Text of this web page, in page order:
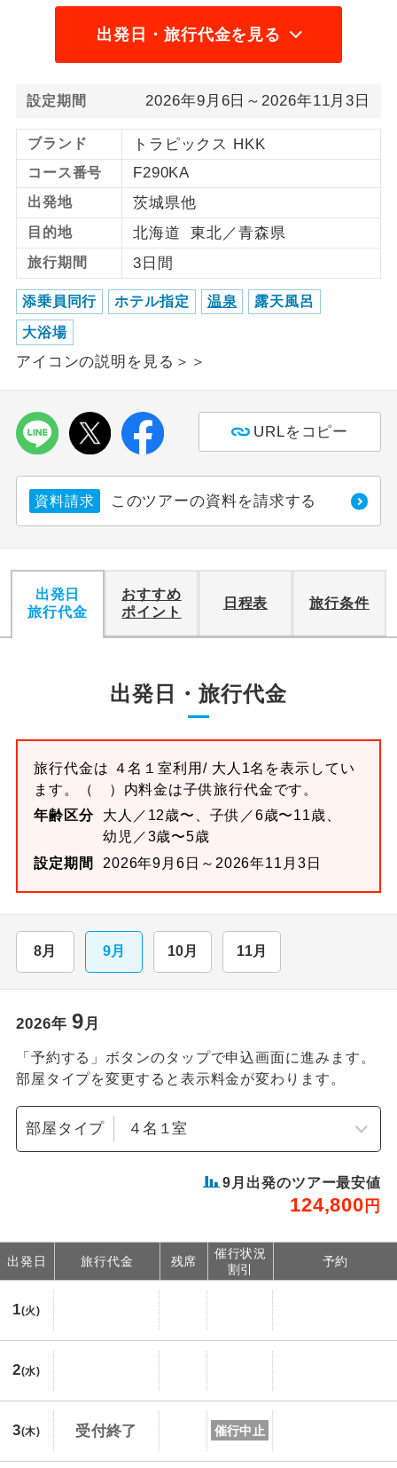
出発日・旅行代金を見る
設定期間 2026年9月6日～2026年11月3日
ブランド トラピックス HKK
コース番号 F290KA
出発地 茨城県他
目的地 北海道 東北／青森県
旅行期間 3日間
添乗員同行 ホテル指定 温泉 露天風呂
大浴場
アイコンの説明を見る＞＞
URLをコピー
資料請求 このツアーの資料を請求する
出発日
旅行代金
おすすめ
ポイント
日程表 旅行条件
出発日・旅行代金
旅行代金は ４名１室利用/ 大人1名を表示してい
ます。
（ ）内料金は子供旅行代金です。
年齢区分
大人／12歳〜、子供／6歳〜11歳、
幼児／3歳〜5歳
設定期間
2026年9月6日～2026年11月3日
8月 9月 10月 11月
2026年 9月
「予約する」ボタンのタップで申込画面に進みます。
部屋タイプを変更すると表示料金が変わります。
部屋タイプ
9 月出発のツアー最安値
124,800 円
出発日 旅行代金 残席
催行状況
割引
予約
1(火)
2(水)
3(木) 受付終了 催行中止
スです。
金
コースです。
ご夫婦限定
ご夫婦限定でご参加いただけるコースで
す。
女性限定
女性限定でご参加いただけるコースで
す。
年齢制限あり
ご参加にあたり年齢に制限があるコース
です。
航空会社指定
利用航空会社が指定なので、ご出発の計
ホテル指定
ご紹介するホテルを指定したコースで
おひとり様バ
ス2席利用
おひとり様でバス席を2席利⽤できま
す。